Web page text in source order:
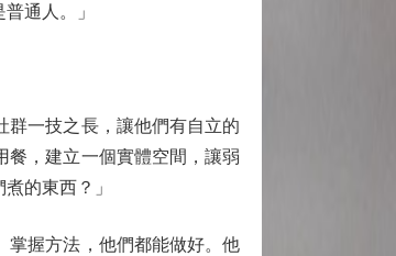
通人。」
一技之長，讓他們有自立的
餐，建立一個實體空間，讓弱
的東西？」
握方法，他們都能做好。他